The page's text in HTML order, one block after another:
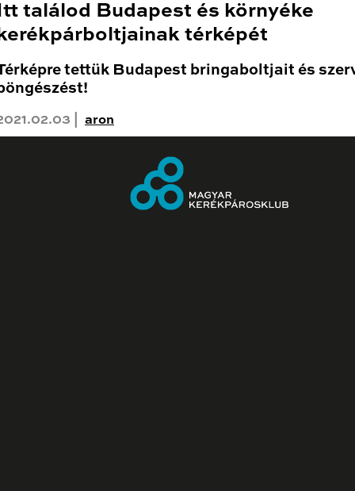
találod Budapest és környéke
térképét
tettük Budapest bringaboltjait és
| aron